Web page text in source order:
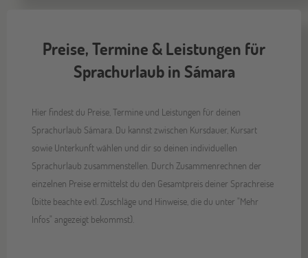
Preise, Termine & Leistungen für
Sprachurlaub in Sámara
Hier findest du Preise, Termine und Leistungen für deinen
Sprachurlaub Sámara. Du kannst zwischen Kursdauer, Kursart
sowie Unterkunft wählen und dir so deinen individuellen
Sprachurlaub zusammenstellen. Durch Zusammenrechnen der
einzelnen Preise ermittelst du den Gesamtpreis deiner Sprachreise
(bitte beachte evtl. Zuschläge und Hinweise, die du unter "Mehr
Infos" angezeigt bekommst).